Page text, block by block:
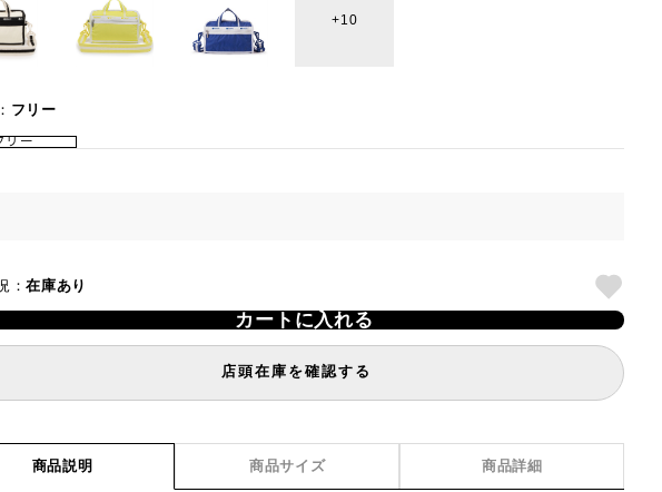
10
フリー
リー
：在庫あり
カートに入れる
店頭在庫を確認する
商品説明 商品サイズ 商品詳細